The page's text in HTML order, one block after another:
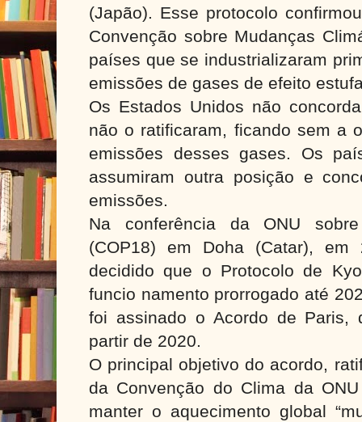
(Japão). Esse protocolo
Convenção sobre Mudanças
países que se industrializaram
emissões de gases de efeito
Os Estados Unidos não
não o ratificaram, ficando sem a
emissões desses gases. Os
assumiram outra posição e
emissões.
Na conferência da ONU
(COP18) em Doha (Catar),
decidido que o Protocolo de
funcio namento prorrogado até
foi assinado o Acordo de Paris,
partir de 2020.
O principal objetivo do acordo,
da Convenção do Clima da
manter o aquecimento global